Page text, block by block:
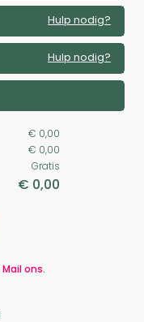
Hulp nodig?
Hulp nodig?
€ 0,00
€ 0,00
Gratis
€ 0,00
Mail ons.